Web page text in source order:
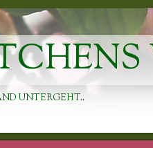
UNTERGEHT..